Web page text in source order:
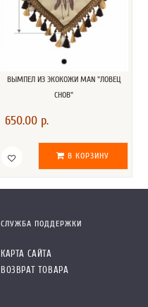
ВЫМПЕЛ ИЗ ЭКОКОЖИ MAN "ЛОВЕЦ
СНОВ"
650.00 р.
В КОРЗИНУ
СЛУЖБА ПОДДЕРЖКИ
КАРТА САЙТА
ВОЗВРАТ ТОВАРА